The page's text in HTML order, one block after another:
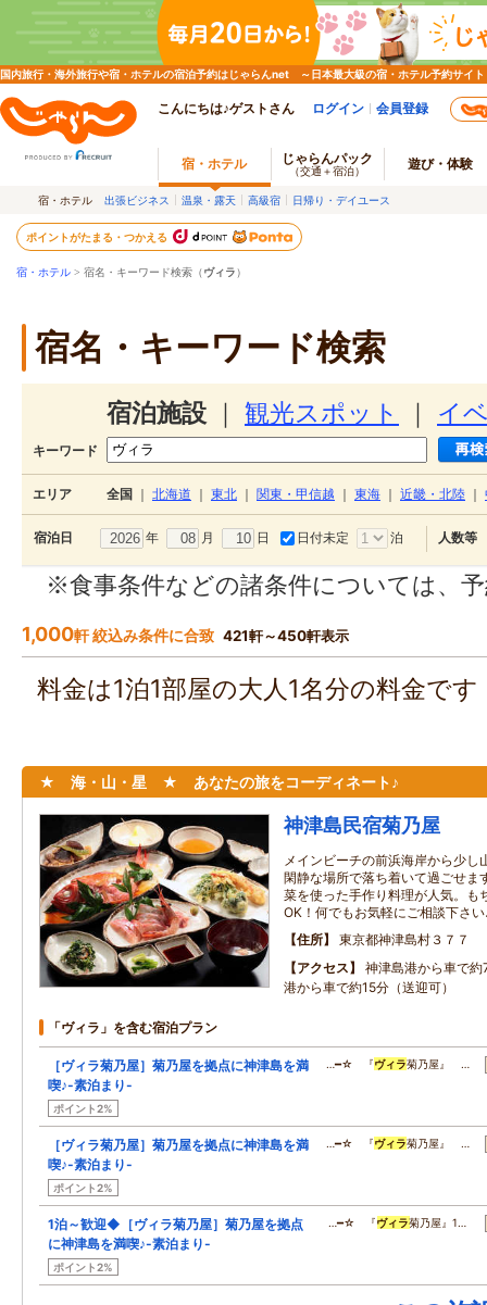
国内旅行・海外旅行や宿・ホテルの宿泊予約はじゃらんnet ～日本最大級の宿・ホテル予約サイト
こんにちは♪ゲストさん ログイン 会員登録
宿・ホテル じゃらんパック
（交通＋宿泊） 遊び・体験
宿・ホテル 出張ビジネス 温泉・露天 高級宿 日帰り・デイユース
ポイントがたまる・つかえる
宿・ホテル > 宿名・キーワード検索（ヴィラ）
宿名・キーワード検索
宿泊施設 観光スポット イ
キーワード
エリア 全国 北海道 東北 関東・甲信越 東海 近畿・北陸
宿泊日 年 月 日 日付未定 泊 人数等
※食事条件などの諸条件については、
1,000軒 絞込み条件に合致 421軒～450軒表示
料金は1泊1部屋の大人1名分の料金で
★ 海・山・星 ★ あなたの旅をコーディネート♪
神津島民宿菊乃屋
メインビーチの前浜海岸から少し
閑静な場所で落ち着いて過ごせま
菜を使った手作り料理が人気。も
OK！何でもお気軽にご相談下さい
住所
東京都神津島村３７７
アクセス
神津島港から車で
港から車で約15分（送迎可）
「ヴィラ」を含む宿泊プラン
［ヴィラ菊乃屋］菊乃屋を拠点に神津島を満
喫♪-素泊まり-
ポイント2%
…━☆ 『ヴィラ菊乃屋』 …
［ヴィラ菊乃屋］菊乃屋を拠点に神津島を満
喫♪-素泊まり-
ポイント2%
…━☆ 『ヴィラ菊乃屋』 …
1泊～歓迎◆［ヴィラ菊乃屋］菊乃屋を拠点
に神津島を満喫♪-素泊まり-
ポイント2%
…━☆ 『ヴィラ菊乃屋』1…